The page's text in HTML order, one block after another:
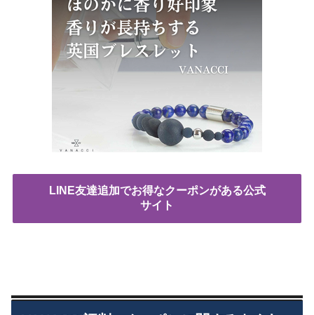
LINE友達追加でお得なクーポンがある公式
サイト